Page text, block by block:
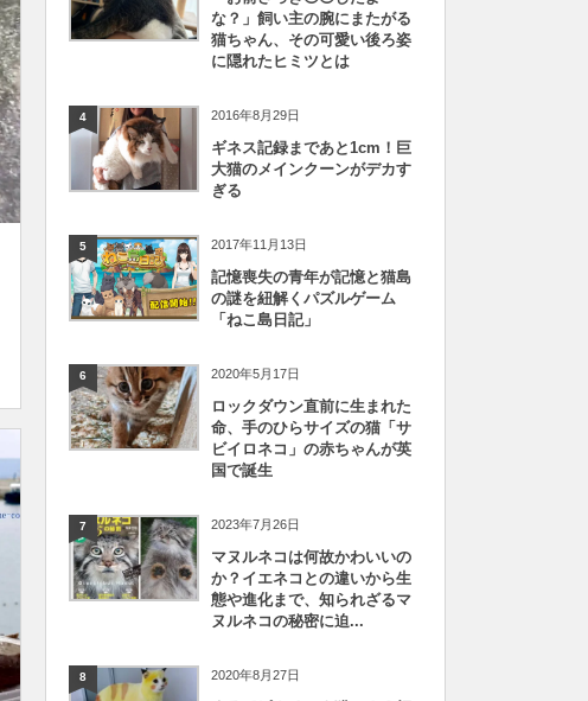
な？」飼い主の腕にまたがる
猫ちゃん、その可愛い後ろ姿
に隠れたヒミツとは
4 2016年8月29日
ギネス記録まであと1cm！巨
大猫のメインクーンがデカす
ぎる
5 2017年11月13日
記憶喪失の青年が記憶と猫島
の謎を紐解くパズルゲーム
「ねこ島日記」
6 2020年5月17日
ロックダウン直前に生まれた
命、手のひらサイズの猫「サ
ビイロネコ」の赤ちゃんが英
国で誕生
7 2023年7月26日
マヌルネコは何故かわいいの
か？イエネコとの違いから生
態や進化まで、知られざるマ
ヌルネコの秘密に迫...
8 2020年8月27日